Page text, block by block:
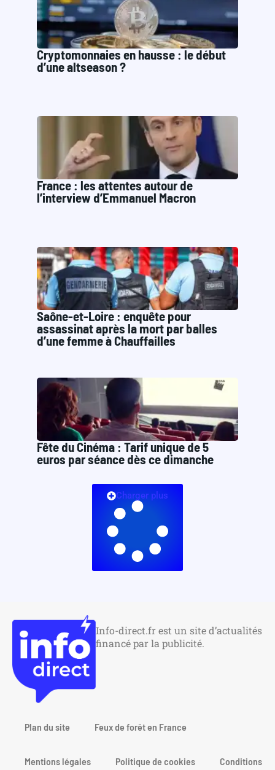
Cryptomonnaies en hausse : le début
d’une altseason ?
France : les attentes autour de
l’interview d’Emmanuel Macron
Saône-et-Loire : enquête pour
assassinat après la mort par balles
d’une femme à Chauffailles
Fête du Cinéma : Tarif unique de 5
euros par séance dès ce dimanche
Charger plus
Info-direct.fr est un site d’actualités
financé par la publicité.
Plan du site Feux de forêt en France
Mentions légales Politique de cookies Conditions